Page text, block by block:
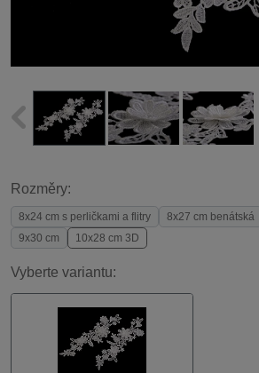
Rozměry:
8x24 cm s perličkami a flitry 8x27 cm benátská
9x30 cm
10x28 cm 3D
Vyberte variantu: